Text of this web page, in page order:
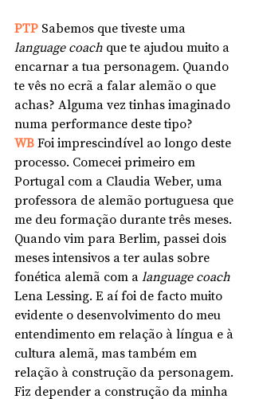
PTP Sabemos que tiveste uma
language coach que te ajudou muito a
encarnar a tua personagem. Quando
te vês no ecrã a falar alemão o que
achas? Alguma vez tinhas imaginado
numa performance deste tipo?
WB Foi imprescindível ao longo deste
processo. Comecei primeiro em
Portugal com a Claudia Weber, uma
professora de alemão portuguesa que
me deu formação durante três meses.
Quando vim para Berlim, passei dois
meses intensivos a ter aulas sobre
fonética alemã com a language coach
Lena Lessing. E aí foi de facto muito
evidente o desenvolvimento do meu
entendimento em relação à língua e à
cultura alemã, mas também em
relação à construção da personagem.
Fiz depender a construção da minha